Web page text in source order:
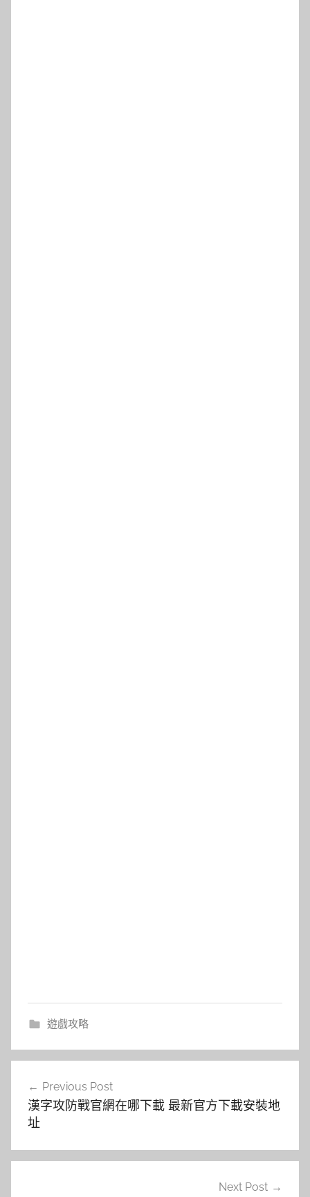
遊戲攻略
導
覽
Previous Post
漢字攻防戰官網在哪下載 最新官方下載安裝地
址
Next Post